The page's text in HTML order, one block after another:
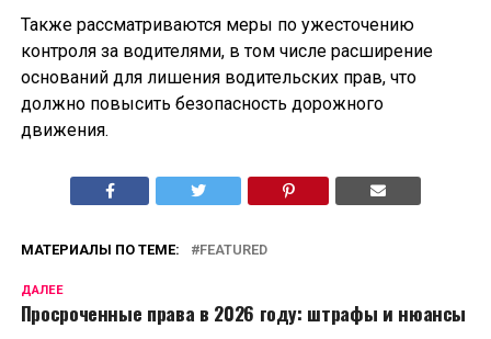
Также рассматриваются меры по ужесточению
контроля за водителями, в том числе расширение
оснований для лишения водительских прав, что
должно повысить безопасность дорожного
движения.
МАТЕРИАЛЫ ПО ТЕМЕ: FEATURED
ДАЛЕЕ
Просроченные права в 2026 году: штрафы и нюансы